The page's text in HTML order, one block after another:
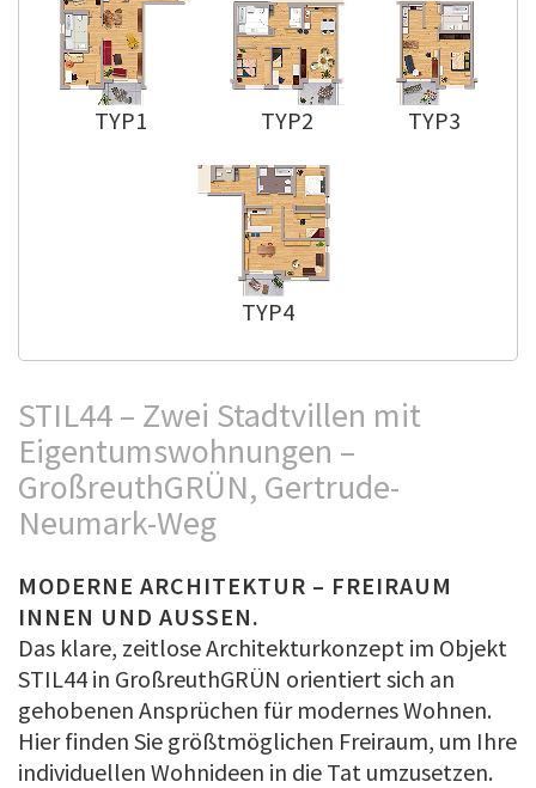
TYP1 TYP2 TYP3
TYP4
STIL44 – Zwei Stadtvillen mit
Eigentumswohnungen –
GroßreuthGRÜN, Gertrude-
Neumark-Weg
MODERNE ARCHITEKTUR – FREIRAUM
INNEN UND AUSSEN.
Das klare, zeitlose Architekturkonzept im Objekt
STIL44 in GroßreuthGRÜN orientiert sich an
gehobenen Ansprüchen für modernes Wohnen.
Hier finden Sie größtmöglichen Freiraum, um Ihre
individuellen Wohnideen in die Tat umzusetzen.